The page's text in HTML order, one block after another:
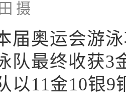
摄
奥运会游泳
队最终收获3
以11金10银9